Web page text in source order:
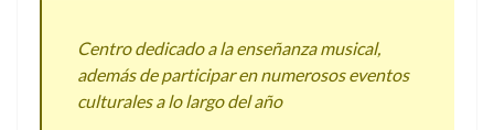
Centro dedicado a la enseñanza musical,
además de participar en numerosos eventos
culturales a lo largo del año